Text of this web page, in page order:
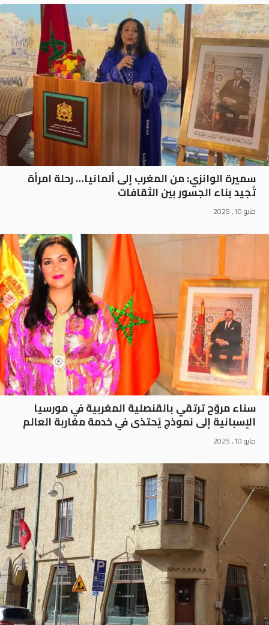
سميرة الوانزي: من المغرب إلى ألمانيا… رحلة امرأة
تُجيد بناء الجسور بين الثقافات
مايو 10, 2025
سناء مروّح ترتقي بالقنصلية المغربية في مورسيا
الإسبانية إلى نموذج يُحتذى في خدمة مغاربة العالم
مايو 10, 2025